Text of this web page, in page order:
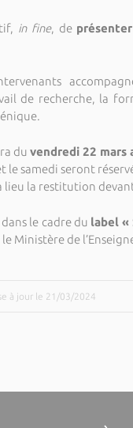
in fine, de
de recherche, la
du vendredi 22 mars
le samedi seront
lieu la restitution
le cadre du label «
le Ministère de
à jour le 21/03/2024